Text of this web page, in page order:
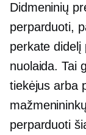
Didmeninių
perparduoti,
perkate didelį
nuolaida. Tai
tiekėjus arba
perparduoti